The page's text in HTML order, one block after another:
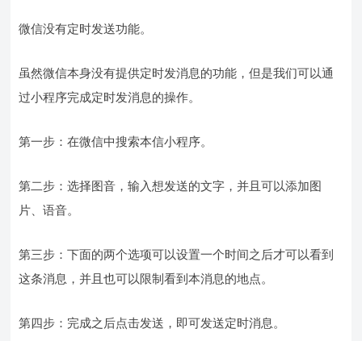
微信没有定时发送功能。
虽然微信本身没有提供定时发消息的功能，但是我们可以通
过小程序完成定时发消息的操作。
第一步：在微信中搜索本信小程序。
第二步：选择图音，输入想发送的文字，并且可以添加图
片、语音。
第三步：下面的两个选项可以设置一个时间之后才可以看到
这条消息，并且也可以限制看到本消息的地点。
第四步：完成之后点击发送，即可发送定时消息。